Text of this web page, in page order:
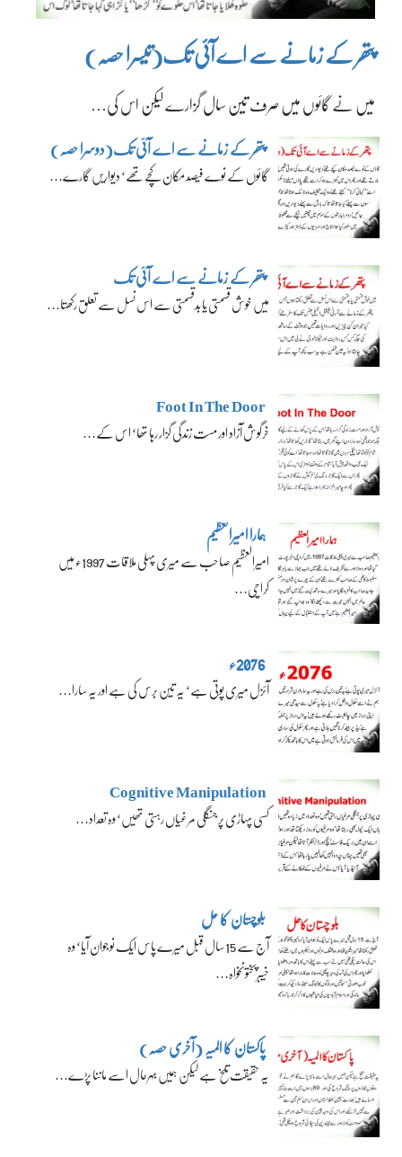
پتھر کے زمانے سے اے آئی تک(تیسرا حصہ)
میں نے گائوں میں صرف تین سال گزارے لیکن اس کی…
پتھر کے زمانے سے اے آئی تک(دوسرا حصہ)
گائوں کے نوے فیصد مکان کچے تھے‘ دیواریں گارے…
پتھر کے زمانے سے اے آئی تک
میں خوش قسمتی یا بدقسمتی سے اس نسل سے تعلق رکھتا…
Foot In The Door
خرگوش آزاد اور مست زندگی گزار رہا تھا‘ اس کے…
ہمارا امیرالعظیم
امیرالعظیم صاحب سے میری پہلی ملاقات 1997ء میں
کراچی…
2076ء
آئزل میری پوتی ہے‘ یہ تین برس کی ہے اور یہ سارا…
Cognitive Manipulation
کسی پہاڑی پر جنگلی مرغیاں رہتی تھیں‘ وہ تعداد…
بلوچستان کا حل
آج سے 15 سال قبل میرے پاس ایک نوجوان آیا‘ وہ
خیبرپختونخواہ…
پاکستان کا المیہ (آخری حصہ)
یہ حقیقت تلخ ہے لیکن ہمیں بہرحال اسے ماننا پڑے…